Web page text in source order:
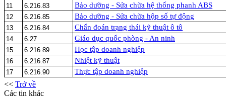
11 6.216.83 Bảo dưỡng - Sửa chữa hệ thống phanh ABS
12 6.216.85 Bảo dưỡng - Sửa chữa hộp số tự động
13 6.216.84 Chẩn đoán trạng thái kỹ thuật ô tô
14 6.27 Giáo dục quốc phòng - An ninh
15 6.216.89 Học tập doanh nghiệp
16 6.216.87 Nhiệt kỹ thuật
17 6.216.90 Thực tập doanh nghiệp
<< Trở về
Các tin khác